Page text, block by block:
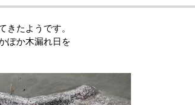
たようです。
ぽか木漏れ日を